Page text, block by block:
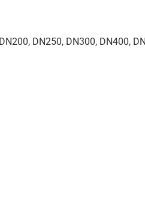
DN250, DN300, DN400,